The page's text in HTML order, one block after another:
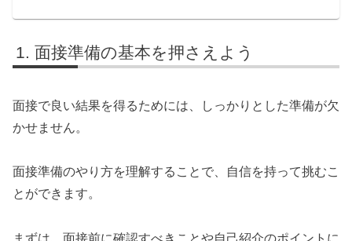
面接準備の基本を押さえよう
面接で良い結果を得るためには、しっかりとした準備が欠
かせません。
面接準備のやり方を理解することで、自信を持って挑むこ
とができます。